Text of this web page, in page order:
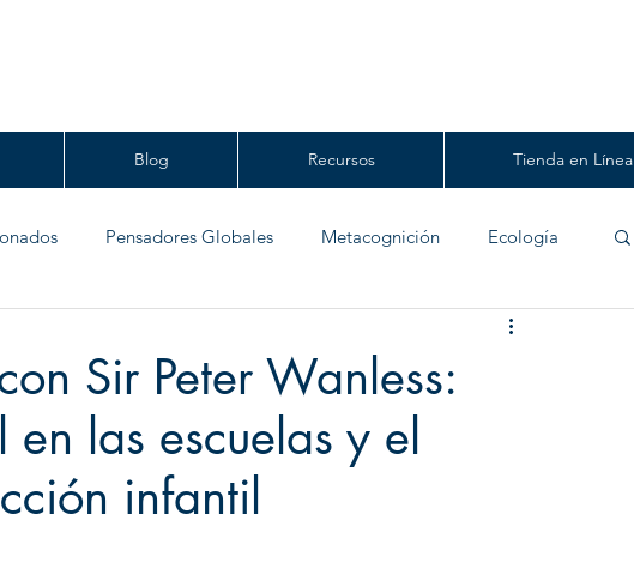
Blog Recursos Tienda en Línea
Pensadores Globales Metacognición Ecología
Sir Peter Wanless:
en las escuelas y el
infantil